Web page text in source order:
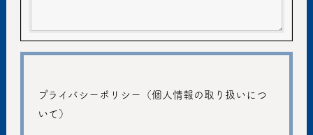
プライバシーポリシー（個人情報の取り扱いにつ
いて）